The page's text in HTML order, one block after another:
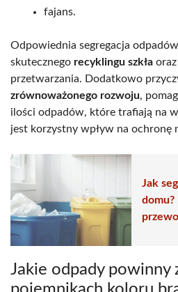
fajans.
Odpowiednia segregacja
skutecznego recyklingu szkła
przetwarzania. Dodatkowo
zrównoważonego rozwoju,
ilości odpadów, które trafiają na
jest korzystny wpływ na ochronę
Jak
domu?
Jakie odpady powinny